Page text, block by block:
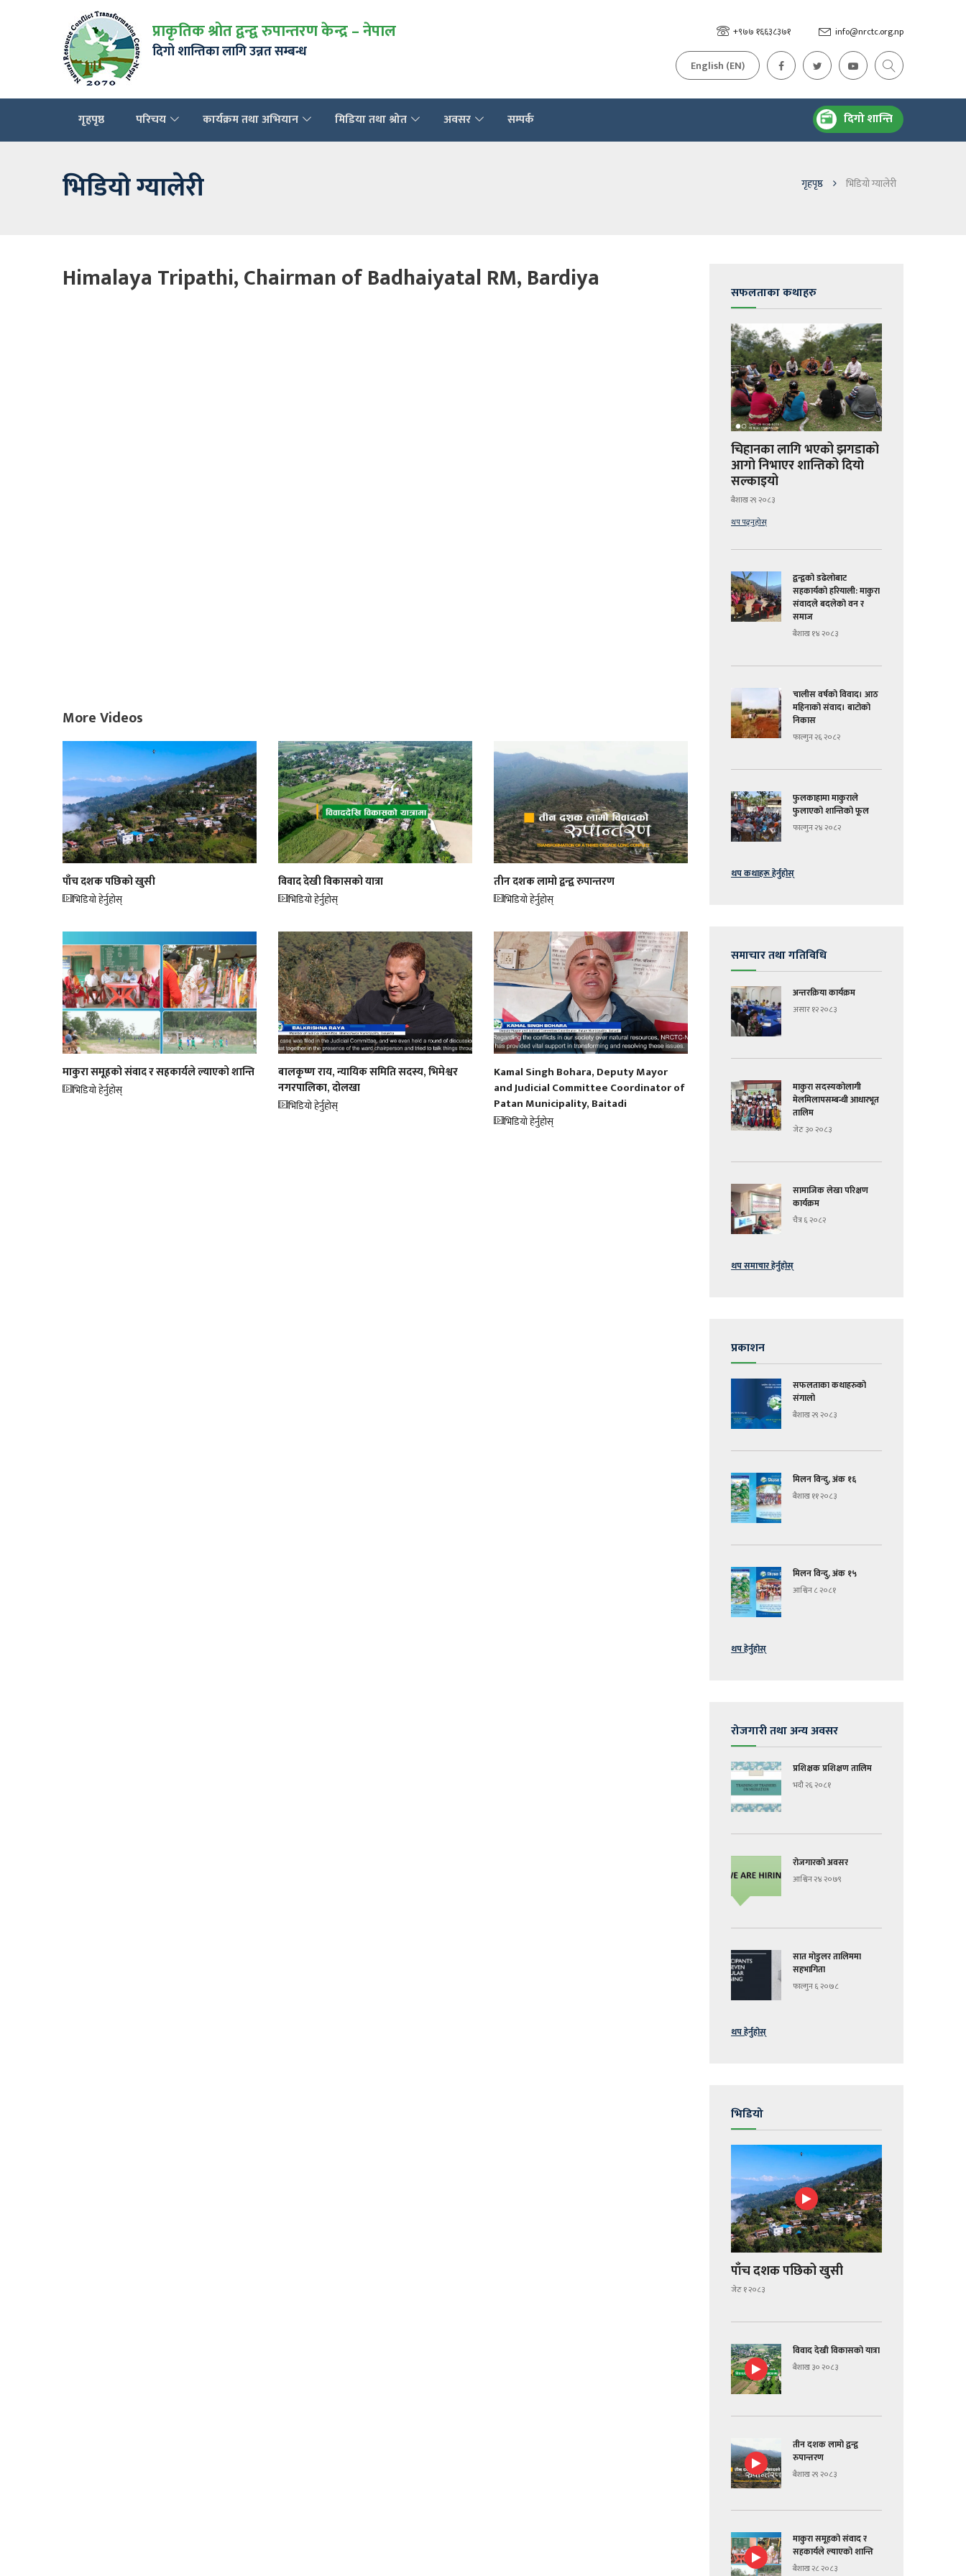
प्राकृतिक श्रोत द्वन्द्व रुपान्तरण केन्द्र – नेपाल
दिगो शान्तिका लागि उन्नत सम्बन्ध
+९७७ १६६३८३७१ info@nrctc.org.np
English (EN)
गृहपृष्ठ परिचय कार्यक्रम तथा अभियान मिडिया तथा श्रोत अवसर सम्पर्क दिगो शान्ति
भिडियो ग्यालेरी गृहपृष्ठ भिडियो ग्यालेरी
Himalaya Tripathi, Chairman of Badhaiyatal RM, Bardiya
More Videos
पाँच दशक पछिको खुसी
भिडियो हेर्नुहोस्
विवाद देखी विकासको यात्रा
भिडियो हेर्नुहोस्
तीन दशक लामो द्वन्द्व रुपान्तरण
भिडियो हेर्नुहोस्
माकुरा समूहको संवाद र सहकार्यले ल्याएको शान्ति
भिडियो हेर्नुहोस्
बालकृष्ण राय, न्यायिक समिति सदस्य, भिमेश्वर
नगरपालिका, दोलखा
भिडियो हेर्नुहोस्
Kamal Singh Bohara, Deputy Mayor
and Judicial Committee Coordinator of
Patan Municipality, Baitadi
भिडियो हेर्नुहोस्
सफलताका कथाहरु
चिहानका लागि भएको झगडाको
आगो निभाएर शान्तिको दियो
सल्काइयो
बैशाख २९ २०८३
थप पढ्नुहोस्
द्वन्द्वको डढेलोबाट
सहकार्यको हरियाली: माकुरा
संवादले बदलेको वन र
समाज
बैशाख १४ २०८३
चालीस वर्षको विवाद। आठ
महिनाको संवाद। बाटोको
निकास
फाल्गुन २६ २०८२
फुलकाहामा माकुराले
फुलाएको शान्तिको फूल
फाल्गुन २४ २०८२
थप कथाहरू हेर्नुहोस्
समाचार तथा गतिविधि
अन्तरक्रिया कार्यक्रम
असार १२ २०८३
माकुरा सदस्यकोलागी
मेलमिलापसम्बन्धी आधारभूत
तालिम
जेठ ३० २०८३
सामाजिक लेखा परिक्षण
कार्यक्रम
चैत्र ६ २०८२
थप समाचार हेर्नुहोस्
प्रकाशन
सफलताका कथाहरुको
संगालो
बैशाख २९ २०८३
मिलन विन्दु, अंक १६
बैशाख ११ २०८३
मिलन विन्दु, अंक १५
आश्विन ८ २०८१
थप हेर्नुहोस्
रोजगारी तथा अन्य अवसर
प्रशिक्षक प्रशिक्षण तालिम
भदौ २६ २०८१
रोजगारको अवसर
आश्विन २४ २०७९
सात मोडुलर तालिममा
सहभागिता
फाल्गुन ६ २०७८
थप हेर्नुहोस्
भिडियो
पाँच दशक पछिको खुसी
जेठ १ २०८३
विवाद देखी विकासको यात्रा
बैशाख ३० २०८३
तीन दशक लामो द्वन्द्व
रुपान्तरण
बैशाख २९ २०८३
माकुरा समूहको संवाद र
सहकार्यले ल्याएको शान्ति
बैशाख २८ २०८३